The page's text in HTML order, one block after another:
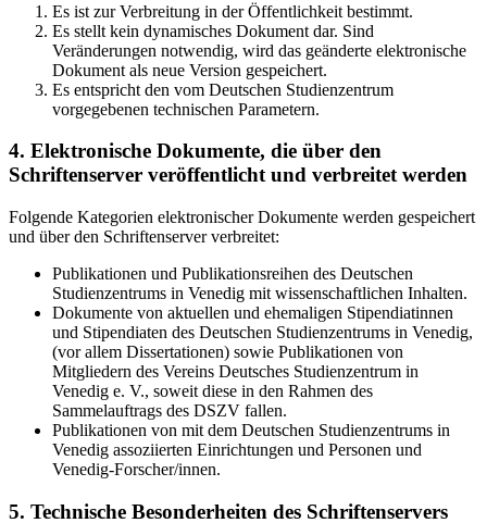
Es ist zur Verbreitung in der Öffentlichkeit bestimmt.
Es stellt kein dynamisches Dokument dar. Sind
Veränderungen notwendig, wird das geänderte elektronische
Dokument als neue Version gespeichert.
Es entspricht den vom Deutschen Studienzentrum
vorgegebenen technischen Parametern.
4. Elektronische Dokumente, die über den
Schriftenserver veröffentlicht und verbreitet werden
Folgende Kategorien elektronischer Dokumente werden gespeichert
und über den Schriftenserver verbreitet:
Publikationen und Publikationsreihen des Deutschen
Studienzentrums in Venedig mit wissenschaftlichen Inhalten.
Dokumente von aktuellen und ehemaligen Stipendiatinnen
und Stipendiaten des Deutschen Studienzentrums in Venedig,
(vor allem Dissertationen) sowie Publikationen von
Mitgliedern des Vereins Deutsches Studienzentrum in
Venedig e. V., soweit diese in den Rahmen des
Sammelauftrags des DSZV fallen.
Publikationen von mit dem Deutschen Studienzentrums in
Venedig assoziierten Einrichtungen und Personen und
Venedig-Forscher/innen.
5. Technische Besonderheiten des Schriftenservers